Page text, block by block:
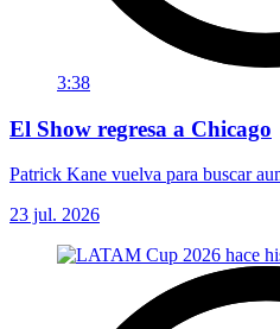
3:38
El Show regresa a Chicago
Patrick Kane vuelva para buscar
23 jul. 2026